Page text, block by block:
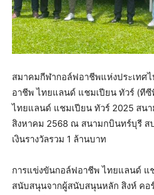
สมาคมกีฬากอล์ฟอาชีพแห่งประเทศ
อาชีพ ไทยแลนด์ แชมเปียน ทัวร์ (ทีซี
ไทยแลนด์ แชมเปียน ทัวร์ 2025 สน
สิงหาคม 2568 ณ สนามกบินทร์บุรี ส
เงินรางวัลรวม 1 ล้านบาท
การแข่งขันกอล์ฟอาชีพ ไทยแลนด์ แ
สนับสนุนจากผู้สนับสนุนหลัก สิงห์ คอ